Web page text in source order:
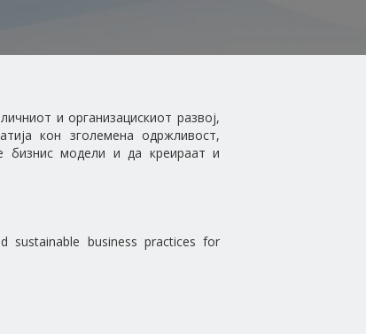
и организацискиот развој,
кон зголемена одржливост,
бизнис модели и да креираат и
sustainable business practices for